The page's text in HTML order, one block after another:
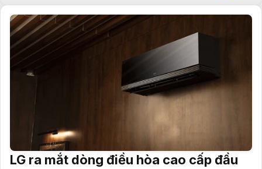
LG ra mắt dòng điều hòa cao cấp đầu